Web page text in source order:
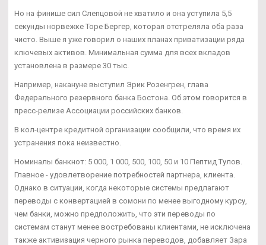
Но на финише сил Слепцовой не хватило и она уступила 5,5
секунды норвежке Торе Бергер, которая отстреляла оба раза
чисто. Выше я уже говорил о наших планах приватизации ряда
ключевых активов. Минимальная сумма для всех вкладов
установлена в размере 30 тыс.
Например, накануне выступил Эрик Розенгрен, глава
Федерального резервного банка Бостона. Об этом говорится в
пресс-релизе Ассоциации российских банков.
В кол-центре кредитной организации сообщили, что время их
устранения пока неизвестно.
Номиналы банкнот: 5 000, 1 000, 500, 100, 50 и 10 Пептид Тулов.
Главное - удовлетворение потребностей партнера, клиента.
Однако в ситуации, когда некоторые системы предлагают
переводы с конвертацией в сомони по менее выгодному курсу,
чем банки, можно предположить, что эти переводы по
системам станут менее востребованы клиентами, не исключена
также активизация черного рынка переводов, добавляет Зара